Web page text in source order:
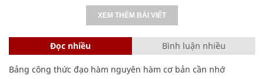
XEM THÊM BÀI VIẾT
Đọc nhiều Bình luận nhiều
Bảng công thức đạo hàm nguyên hàm cơ bản cần nhớ